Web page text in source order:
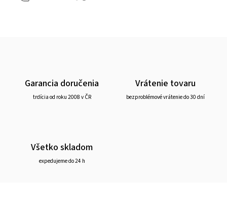
Garancia doručenia
trdícia od roku 2008 v ČR
Vrátenie tovaru
bezproblémové vrátenie do 30 dní
Všetko skladom
expedujeme do 24 h